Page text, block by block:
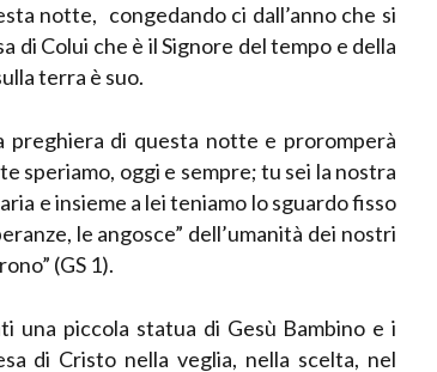
notte, congedando ci dall’anno che si
di Colui che è il Signore del tempo e della
terra è suo.
preghiera di questa notte e proromperà
speriamo, oggi e sempre; tu sei la nostra
e insieme a lei teniamo lo sguardo fisso
le angosce” dell’umanità dei nostri
(GS 1).
una piccola statua di Gesù Bambino e i
di Cristo nella veglia, nella scelta, nel